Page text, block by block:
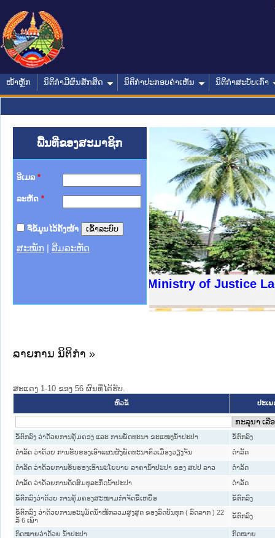
ໜ້າຫຼັກ ນິຕິກໍາມີຜົນສັກສິດ ນິຕິກໍາປະກອບຄໍາເຫັນ ນິຕິກໍາສະບັບເກົ່າ
ພື້ນທີ່ຂອງສະມາຊິກ
ອີເມລ *
ລະຫັດ *
ຈື່ຂໍ້ມູນໄວ້ຄັ້ງໜ້າ
ສະໝັກ ລືມລະຫັດ
Ministry of Justice Lao
າຊົນ ພາກເໜືອ
ການ
ກາງ
ໃຕ້
ຕຳຫຼວດປະຊາຊົນ
ສັນຕິບານປະຊາຊົນ
ກເໜືອ
າຊົນ ພາກກາງ
ລາຍການ ນິຕິກໍາ »
ສະແດງ 1-10 ຂອງ 56 ຜົນທີ່ໄດ້ຮັບ.
ຫົວຂໍ້ ປະເພ
ຂໍ້ຕົກລົງ ວ່າດ້ວຍການຄຸ້ມຄອງ ແລະ ການພັດທະນາ ຂະແໜງນ້ຳປະປາ ຂໍ້ຕົກລົງ
ດຳລັດ ວ່າດ້ວຍ ການຮັບຮອງເອົາແຜນຜັງພັດທະນາຕົວເມືອງວຽງຈັນ ດໍາລັດ
ດຳລັດ ວ່າດ້ວຍການຮັບຮອງເອົານະໂຍບາຍ ລາຄານ້ຳປະປາ ຂອງ ສປປ ລາວ ດໍາລັດ
ດຳລັດ ວ່າດ້ວຍການດັດສົມທຸລະກິດນ້າປະປາ ດໍາລັດ
ຂໍ້ຕົກລົງວ່າດ້ວຍ ການຄຸ້ມຄອງສະໜາມກຳຈັດຂີ້ເຫຍື້ອ
ຂໍ້ຕົກລົງ
ຂໍ້ຕົກລົງ ວ່າດ້ວຍການອະນຸມັດນ້ຳໜັກລວມສູງສຸດ ຂອງລົດບັນທຸກ ( ລົດລາກ ) 22
ລໍ້ 6 ເພົາ
ຂໍ້ຕົກລົງ
ກົດໝາຍວ່າດ້ວຍ ນ້ຳປະປາ ກົດໝາຍ